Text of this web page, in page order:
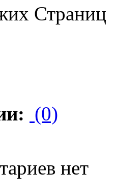
Страниц
(0)
нет